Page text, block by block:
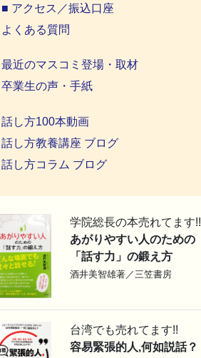
■ アクセス／振込口座
よくある質問
最近のマスコミ登場・取材
卒業生の声・手紙
話し方100本動画
話し方教養講座 ブログ
話し方コラム ブログ
学院総長の本売れてます!!
あがりやすい人のための
「話す力」の鍛え方
酒井美智雄著／三笠書房
台湾でも売れてます!!
容易緊張的人,何如説話？